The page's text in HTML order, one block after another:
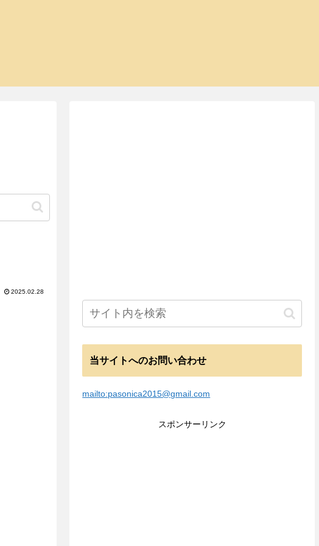
2025.02.28
当サイトへのお問い合わせ
mailto:pasonica2015@gmail.com
スポンサーリンク